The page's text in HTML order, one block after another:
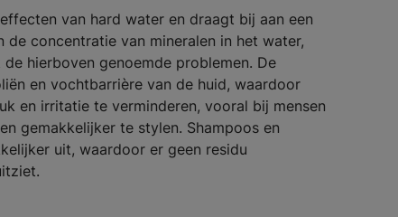
van hard water en draagt bij aan een
concentratie van mineralen in het water,
hierboven genoemde problemen. De
en vochtbarrière van de huid, waardoor
en irritatie te verminderen, vooral bij mensen
gemakkelijker te stylen. Shampoos en
uit, waardoor er geen residu